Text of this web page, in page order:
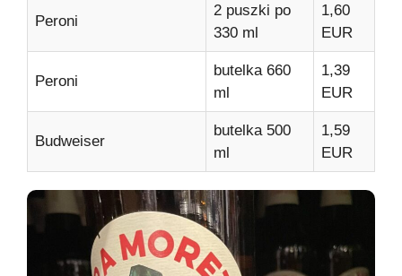
Peroni
2 puszki po
330 ml
1,60
EUR
Peroni
butelka 660
ml
1,39
EUR
Budweiser
butelka 500
ml
1,59
EUR